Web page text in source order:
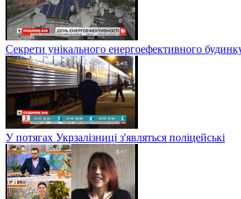
Секрети унікального енергоефективного
У потягах Укрзалізниці з'являться поліцейські